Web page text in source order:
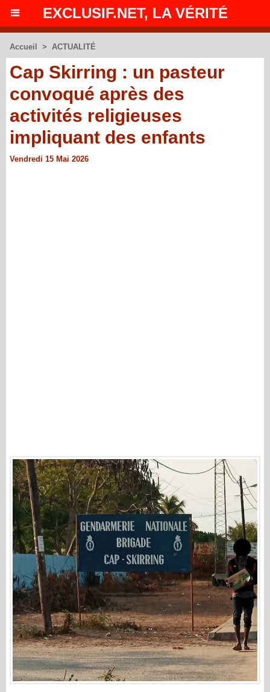
EXCLUSIF.NET, LA VÉRITÉ
Accueil > ACTUALITÉ
Cap Skirring : un pasteur
convoqué après des
activités religieuses
impliquant des enfants
Vendredi 15 Mai 2026